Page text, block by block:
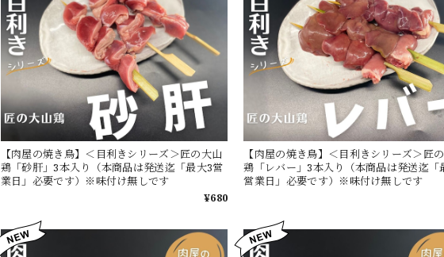
【肉屋の焼き鳥】＜目利きシリーズ＞匠の大山
鶏「砂肝」3本入り（本商品は発送迄「最大3営
業日」必要です）※味付け無しです
¥680
【肉屋の焼き鳥】＜目利きシリーズ＞匠
鶏「レバー」3本入り（本商品は発送迄「
営業日」必要です）※味付け無しです